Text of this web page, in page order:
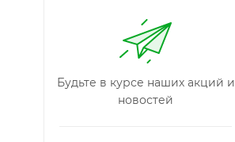
Будьте в курсе наших акций и
новостей